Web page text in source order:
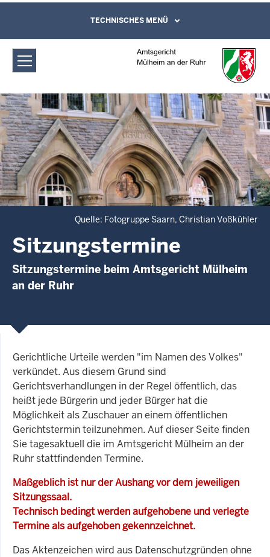
Amtsgericht Mülheim an der Ruhr:
Sitzungstermine
Direkt zum Inhalt
Leichte Sprache, Gebärdensprachenvideo
und Kontaktformular
TECHNISCHES MENÜ
Quelle: Fotogruppe Saarn, Christian Voßkühler
Sitzungstermine
Sitzungstermine beim Amtsgericht Mülheim
an der Ruhr
Gerichtliche Urteile werden "im Namen des Volkes"
verkündet. Aus diesem Grund sind
Gerichtsverhandlungen in der Regel öffentlich, das
heißt jede Bürgerin und jeder Bürger hat die
Möglichkeit als Zuschauer an einem öffentlichen
Gerichtstermin teilzunehmen. Auf dieser Seite finden
Sie tagesaktuell die im Amtsgericht Mülheim an der
Ruhr stattfindenden Termine.
Maßgeblich ist nur der Aushang vor dem jeweiligen
Sitzungssaal.
Technisch bedingt werden aufgehobene und verlegte
Termine als aufgehoben gekennzeichnet.
Das Aktenzeichen wird aus Datenschutzgründen ohne